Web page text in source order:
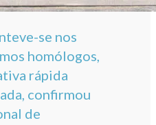
se nos
homólogos,
rápida
confirmou
de